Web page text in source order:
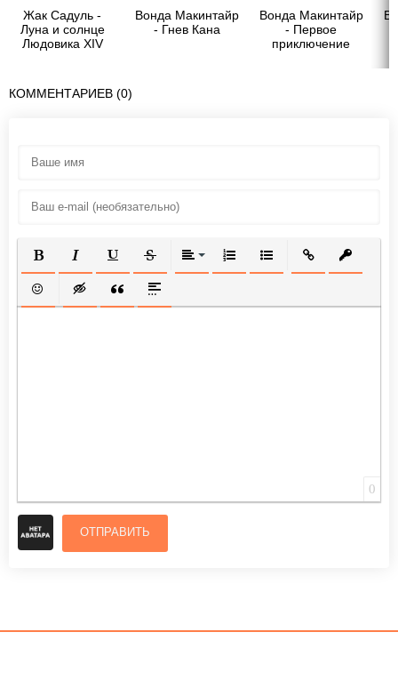
Жак Садуль -
Луна и солнце
Людовика XIV
Вонда Макинтайр
- Гнев Кана
Вонда Макинтайр
- Первое
приключение
КОММЕНТАРИЕВ (0)
ПОЛУЖИРНЫЙ
КУРСИВПОДЧЕРКНУТЫЙ
ЗАЧЕРКНУТЫЙВЫРАВНИВАНИЕ
НУМЕРОВАННЫЙ СПИСОК
МАРКИРОВАННЫЙ
ВСТАВИТЬ
ВСТАВИТЬ СМАЙЛИК
ВСТАВКА СКРЫТОГО ТЕКСТА
ВСТАВКА ЦИТАТЫ
ВСТАВКА СПОЙЛЕРА
0
ОТПРАВИТЬ